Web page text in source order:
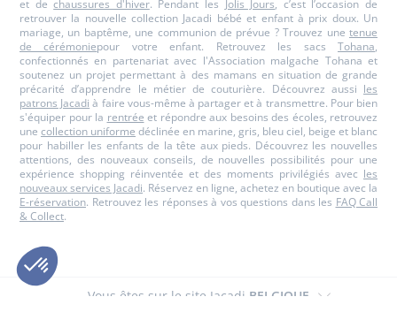
et dechaussures d'hiver. Pendant les Jolis Jours, c’est l’occasion de
retrouver la nouvelle collection Jacadi bébé et enfant à prix doux. Un
mariage, un baptême, une communion de prévue ? Trouvez une tenue
de cérémoniepour votre enfant. Retrouvez les sacsTohana,
confectionnés en partenariat avec l'Association malgache Tohana et
soutenez un projet permettant à des mamans en situation de grande
précarité d’apprendre le métier de couturière. Découvrez aussi les
patrons Jacadi à faire vous-même à partager et à transmettre. Pour bien
s'équiper pour la rentrée et répondre aux besoins des écoles, retrouvez
une collection uniforme déclinée en marine, gris, bleu ciel, beige et blanc
pour habiller les enfants de la tête aux pieds. Découvrez les nouvelles
attentions, des nouveaux conseils, de nouvelles possibilités pour une
expérience shopping réinventée et des moments privilégiés avec les
nouveaux services Jacadi. Réservez en ligne, achetez en boutique avec la
E-réservation. Retrouvez les réponses à vos questions dans les FAQ Call
& Collect.
Vous êtes sur le site Jacadi BELGIQUE